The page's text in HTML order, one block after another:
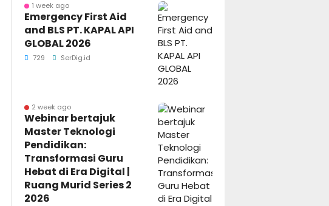
1 week ago
Emergency First Aid
and BLS PT. KAPAL API
GLOBAL 2026
729 SerDig.id
2 week ago
Webinar bertajuk
Master Teknologi
Pendidikan:
Transformasi Guru
Hebat di Era Digital |
Ruang Murid Series 2
2026